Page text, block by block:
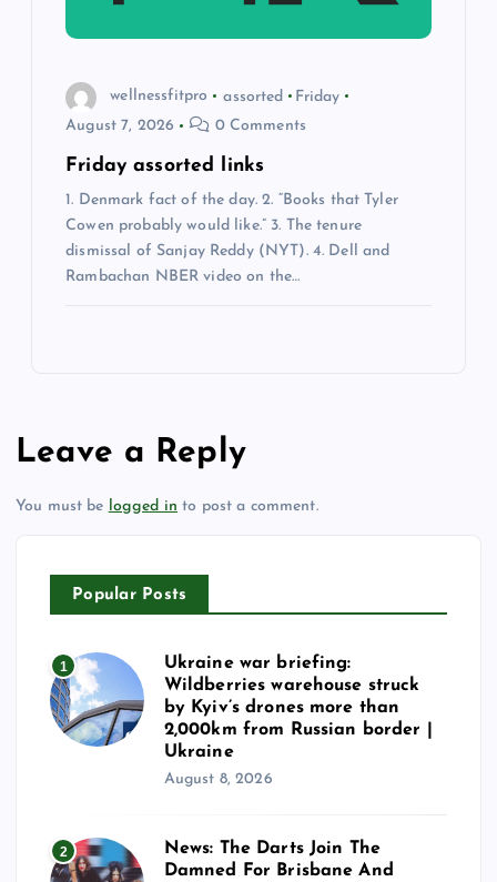
wellnessfitpro assorted
Friday
August 7, 2026
0 Comments
Friday assorted links
1. Denmark fact of the day. 2. “Books that Tyler
Cowen probably would like.” 3. The tenure
dismissal of Sanjay Reddy (NYT). 4. Dell and
Rambachan NBER video on the…
Leave a Reply
You must be logged in to post a comment.
Popular Posts
1
Ukraine war briefing:
Wildberries warehouse struck
by Kyiv’s drones more than
2,000km from Russian border |
Ukraine
August 8, 2026
2
News: The Darts Join The
Damned For Brisbane And